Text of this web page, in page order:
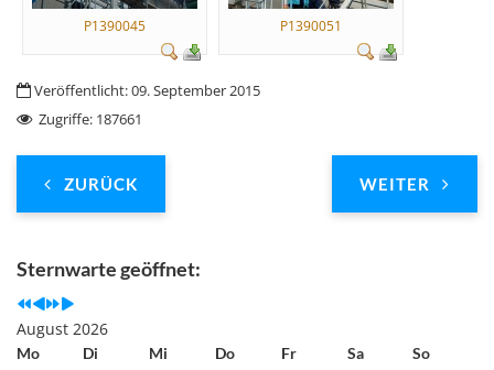
P1390045 P1390051
Veröffentlicht: 09. September 2015
Zugriffe: 187661
ZURÜCK WEITER
Sternwarte geöffnet:
Year
Month
August 2026
Mo Di Mi Do Fr Sa So